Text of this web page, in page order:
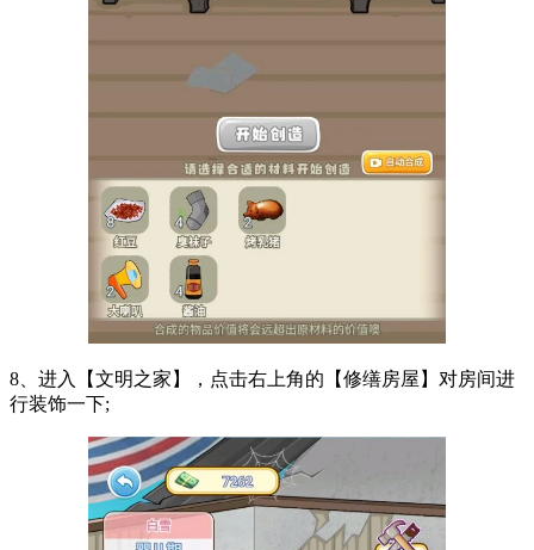
8、进入【文明之家】，点击右上角的【修缮房屋】对房间进
行装饰一下;